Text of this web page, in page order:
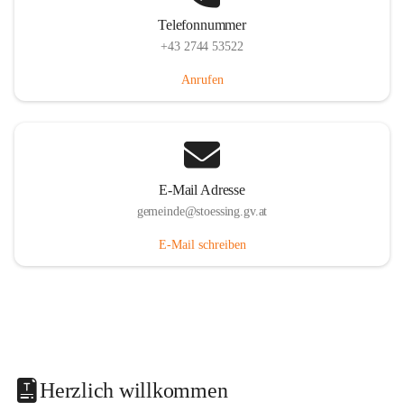
Telefonnummer
+43 2744 53522
Anrufen
E-Mail Adresse
gemeinde@stoessing.gv.at
E-Mail schreiben
Herzlich willkommen